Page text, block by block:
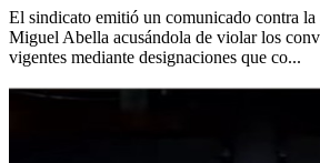
El sindicato emitió un comunicado contra
Miguel Abella acusándola de violar los
vigentes mediante designaciones que co...